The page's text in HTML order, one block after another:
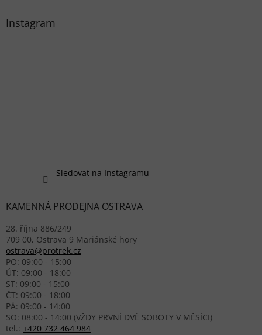
Instagram
Sledovat na Instagramu
KAMENNÁ PRODEJNA OSTRAVA
28. října 886/249
709 00, Ostrava 9 Mariánské hory
ostrava@protrek.cz
PO: 09:00 - 15:00
ÚT: 09:00 - 18:00
ST: 09:00 - 15:00
ČT: 09:00 - 18:00
PÁ: 09:00 - 14:00
SO: 08:00 - 14:00 (VŽDY PRVNÍ DVĚ SOBOTY V MĚSÍCI)
tel.: +420 732 464 984